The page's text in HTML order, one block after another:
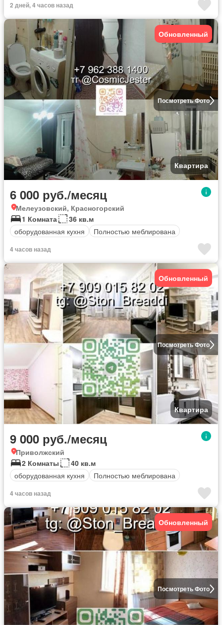
2 дней, 4 часов назад
Посмотреть Фото
Обновленный
Квартира
6 000 руб./месяц
Мелеузовский, Красногорский
1 Комната
36 кв.м
оборудованная кухня
Полностью меблирована
4 часов назад
Посмотреть Фото
Обновленный
Квартира
9 000 руб./месяц
Приволжский
2 Комнаты
40 кв.м
оборудованная кухня
Полностью меблирована
4 часов назад
Посмотреть Фото
Обновленный